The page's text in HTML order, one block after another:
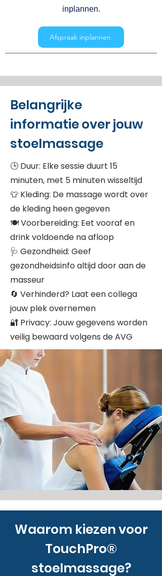
inplannen.
Afspraak inplannen
Belangrijke
informatie over jouw
stoelmassage
🕒 Duur: Elke sessie duurt 15
minuten, met 5 minuten wisseltijd
👕 Kleding: De massage wordt over
de kleding heen gegeven
🍽️ Voorbereiding: Eet vooraf en
drink voldoende na afloop
🩺 Gezondheid: Geef
gezondheidsinfo altijd door aan de
masseur
🔄 Verhinderd? Laat een collega
jouw plek overnemen
🔐 Privacy: Jouw gegevens worden
veilig bewaard volgens de AVG
Waarom kiezen voor
TouchPro®
stoelmassage?